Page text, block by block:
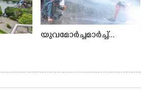
യുവമോർച്ചമാർച്ച്...